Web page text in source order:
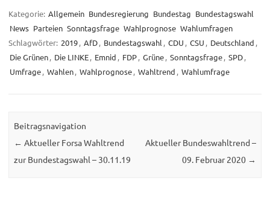
Kategorie: Allgemein Bundesregierung Bundestag Bundestagswahl
News Parteien Sonntagsfrage Wahlprognose Wahlumfragen
Schlagwörter: 2019, AfD, Bundestagswahl , CDU , CSU , Deutschland ,
Die Grünen, Die LINKE, Emnid , FDP, Grüne, Sonntagsfrage, SPD,
Umfrage, Wahlen, Wahlprognose, Wahltrend , Wahlumfrage
Beitragsnavigation
← Aktueller Forsa Wahltrend
zur Bundestagswahl – 30.11.19
Aktueller Bundeswahltrend –
09. Februar 2020 →